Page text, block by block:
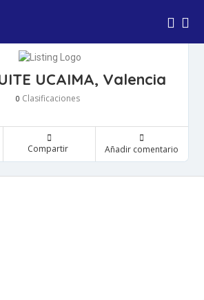
UCAIMA, Valencia
0 Clasificaciones
Compartir Añadir comentario